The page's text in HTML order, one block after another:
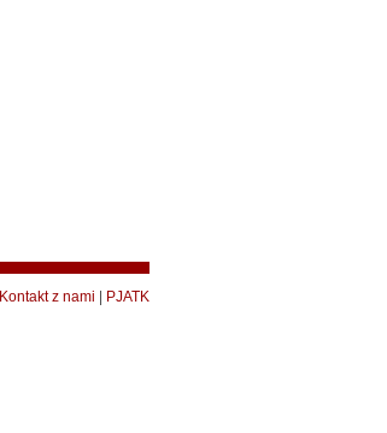
Kontakt z nami PJATK